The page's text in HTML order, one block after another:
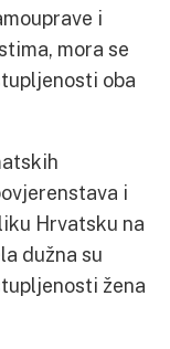
i
mora se
oba
i
Hrvatsku na
dužna su
žena